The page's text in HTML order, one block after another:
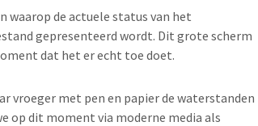
waarop de actuele status van het
gepresenteerd wordt. Dit grote scherm
dat het er echt toe doet.
vroeger met pen en papier de waterstanden
op dit moment via moderne media als